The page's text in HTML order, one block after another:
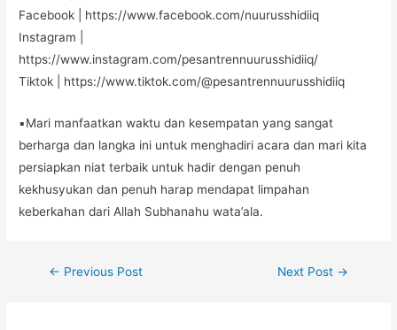
Facebook | https://www.facebook.com/nuurusshidiiq
Instagram |
https://www.instagram.com/pesantrennuurusshidiiq/
Tiktok | https://www.tiktok.com/@pesantrennuurusshidiiq
▪️Mari manfaatkan waktu dan kesempatan yang sangat
berharga dan langka ini untuk menghadiri acara dan mari kita
persiapkan niat terbaik untuk hadir dengan penuh
kekhusyukan dan penuh harap mendapat limpahan
keberkahan dari Allah Subhanahu wata’ala.
← Previous Post Next Post →